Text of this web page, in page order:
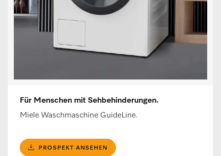
Für Menschen mit Sehbehinderungen.
Miele Waschmaschine GuideLine.
PROSPEKT ANSEHEN